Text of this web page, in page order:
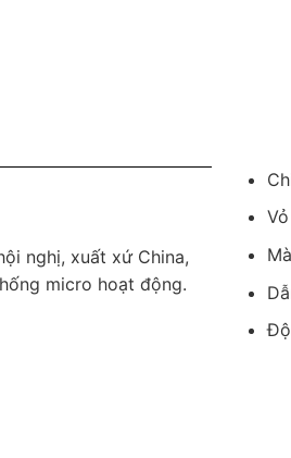
nghị, xuất xứ China,
micro hoạt động.